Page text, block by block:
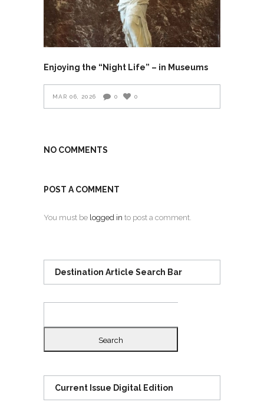
Enjoying the “Night Life” – in Museums
MAR 06, 2026 0 0
NO COMMENTS
POST A COMMENT
You must be logged in to post a comment.
Destination Article Search Bar
Current Issue Digital Edition